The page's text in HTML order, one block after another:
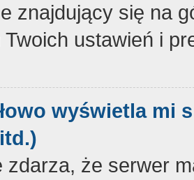
znajdujący się na
ustawień i
wyświetla mi
zdarza, że serwer